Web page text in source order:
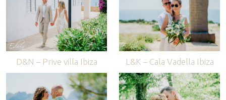
D&N – Prive villa Ibiza L&K – Cala Vadella Ibiza